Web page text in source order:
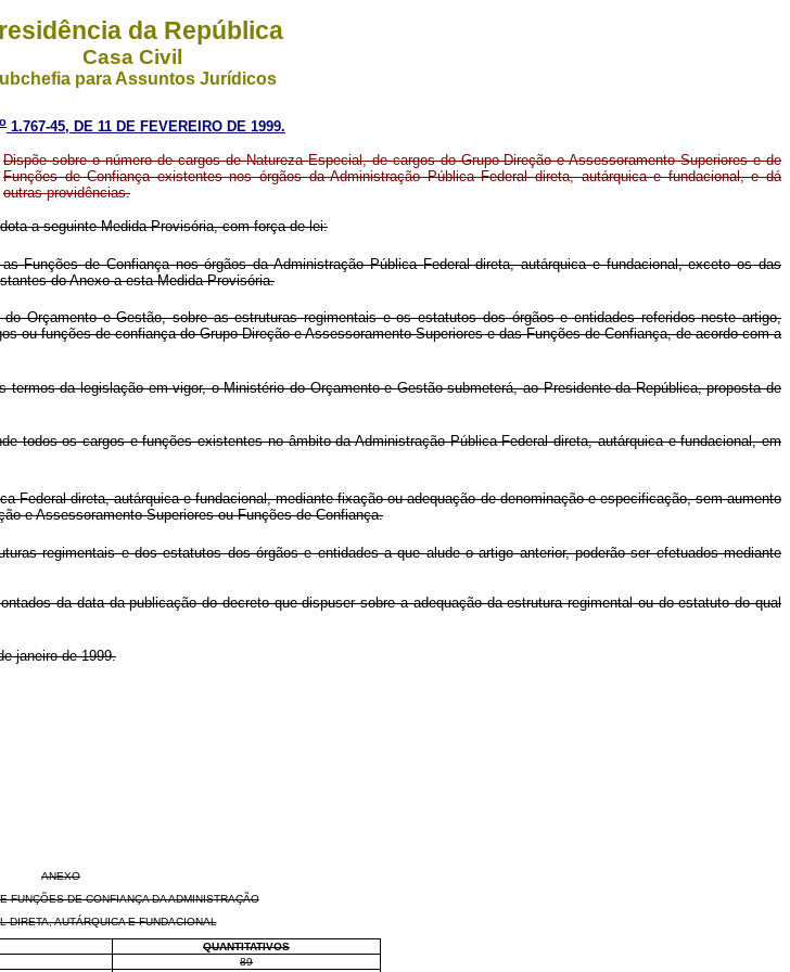
da República
Casa Civil
para Assuntos Jurídicos
o 1.767-45, DE 11 DE FEVEREIRO DE 1999.
Dispõe sobre o número de cargos de Natureza Especial, de cargos do Grupo-Direção e Assessoramento Superiores e de
Funções de Confiança existentes nos órgãos da Administração Pública Federal direta, autárquica e fundacional, e dá
outras providências.
a seguinte Medida Provisória, com força de lei:
de Confiança nos órgãos da Administração Pública Federal direta, autárquica e fundacional, exceto os das
do Anexo a esta Medida Provisória.
Orçamento e Gestão, sobre as estruturas regimentais e os estatutos dos órgãos e entidades referidos neste artigo,
funções de confiança do Grupo-Direção e Assessoramento Superiores e das Funções de Confiança, de acordo com a
da legislação em vigor, o Ministério do Orçamento e Gestão submeterá, ao Presidente da República, proposta de
os cargos e funções existentes no âmbito da Administração Pública Federal direta, autárquica e fundacional, em
direta, autárquica e fundacional, mediante fixação ou adequação de denominação e especificação, sem aumento
e Assessoramento Superiores ou Funções de Confiança.
regimentais e dos estatutos dos órgãos e entidades a que alude o artigo anterior, poderão ser efetuados mediante
da data da publicação do decreto que dispuser sobre a adequação da estrutura regimental ou do estatuto do qual
janeiro de 1999.
ANEXO
FUNÇÕES DE CONFIANÇA DA ADMINISTRAÇÃO
DIRETA, AUTÁRQUICA E FUNDACIONAL
QUANTITATIVOS
89